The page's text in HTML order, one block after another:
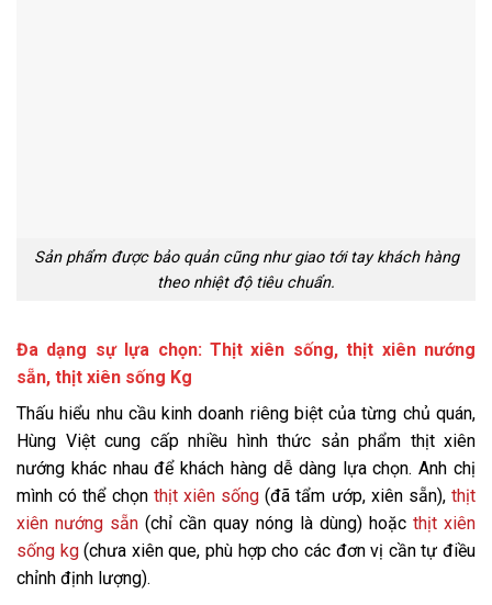
Sản phẩm được bảo quản cũng như giao tới tay khách hàng
theo nhiệt độ tiêu chuẩn.
Đa dạng sự lựa chọn: Thịt xiên sống, thịt xiên nướng
sẵn, thịt xiên sống Kg
Thấu hiểu nhu cầu kinh doanh riêng biệt của từng chủ quán,
Hùng Việt cung cấp nhiều hình thức sản phẩm thịt xiên
nướng khác nhau để khách hàng dễ dàng lựa chọn. Anh chị
mình có thể chọn thịt xiên sống (đã tẩm ướp, xiên sẵn),thịt
xiên nướng sẵn (chỉ cần quay nóng là dùng) hoặc thịt xiên
sống kg(chưa xiên que, phù hợp cho các đơn vị cần tự điều
chỉnh định lượng).